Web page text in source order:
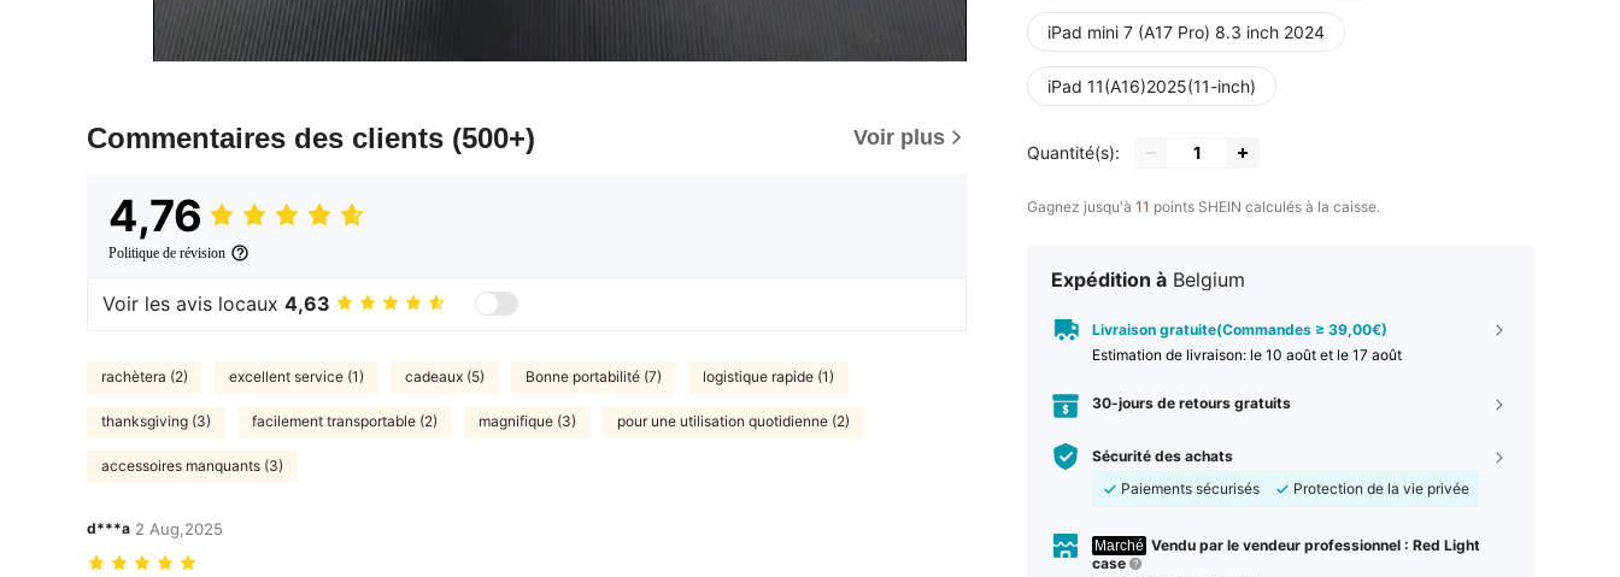
Commentaires des clients (500+) Voir plus
4,76
Politique de révision
Voir les avis locaux 4,63
rachètera (2) excellent service (1) cadeaux (5) Bonne portabilité (7) logistique rapide (1)
thanksgiving (3) facilement transportable (2) magnifique (3) pour une utilisation quotidienne (2)
accessoires manquants (3)
d***a 2 Aug,2025
iPad mini 7 (A17 Pro) 8.3 inch 2024
iPad 11(A16)2025(11-inch)
Quantité(s):
Gagnez jusqu'à 11 points SHEIN calculés à la caisse.
Expédition à Belgium
Livraison gratuite(Commandes ≥ 39,00€)
Estimation de livraison: le 10 août et le 17 août
30-jours de retours gratuits
Sécurité des achats
Paiements sécurisés
Protection de la vie privée
Marché Vendu par le vendeur professionnel : Red Light
case